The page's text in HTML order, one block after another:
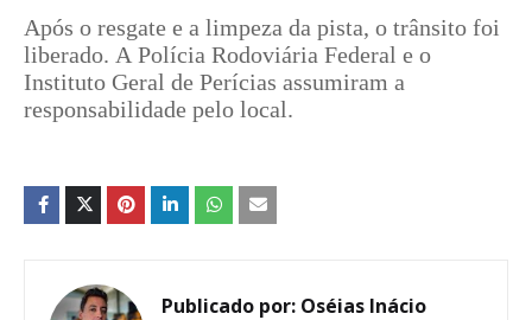
Após o resgate e a limpeza da pista, o trânsito foi
liberado. A Polícia Rodoviária Federal e o
Instituto Geral de Perícias assumiram a
responsabilidade pelo local.
Publicado por: Oséias Inácio